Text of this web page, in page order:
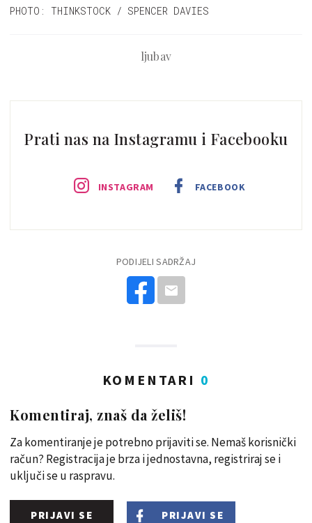
PHOTO: THINKSTOCK / SPENCER DAVIES
ljubav
Prati nas na Instagramu i Facebooku
INSTAGRAM FACEBOOK
PODIJELI SADRŽAJ
KOMENTARI 0
Komentiraj, znaš da želiš!
Za komentiranje je potrebno prijaviti se. Nemaš korisnički
račun? Registracija je brza i jednostavna, registriraj se i
uključi se u raspravu.
PRIJAVI SE PRIJAVI SE